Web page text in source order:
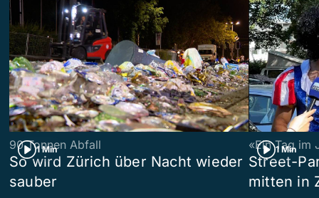
1 Min
90 Tonnen Abfall
So wird Zürich über Nacht wieder
sauber
1 Min
«Ein Tag im
Street-
mitten in